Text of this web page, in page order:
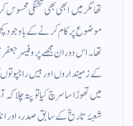
تھا مگر میں ابھی بھی تشنگی
موضوع پر کام کرنے کے باوجود کچھ
تھا۔ اس دوران مجھے پروفیسر
کے زمینداروں اور بیس
میں تھوڑا سا سرچ کیا تو پتہ چلا
شعبۂ تاریخ کے سابق صدر، اور